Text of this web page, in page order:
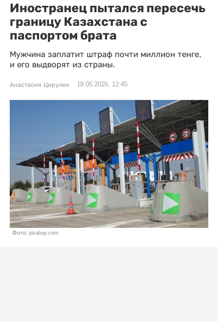
Иностранец пытался пересечь
границу Казахстана с
паспортом брата
Мужчина заплатит штраф почти миллион тенге,
и его выдворят из страны.
Анастасия Цирулик 18.05.2026, 12:45
Фото: pixabay.com